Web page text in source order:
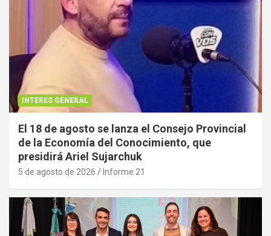
INTERES GENERAL
El 18 de agosto se lanza el Consejo Provincial
de la Economía del Conocimiento, que
presidirá Ariel Sujarchuk
5 de agosto de 2026 Informe 21